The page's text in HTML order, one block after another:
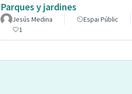
Parques y jardines
Jesús Medina
Espai Públic
1